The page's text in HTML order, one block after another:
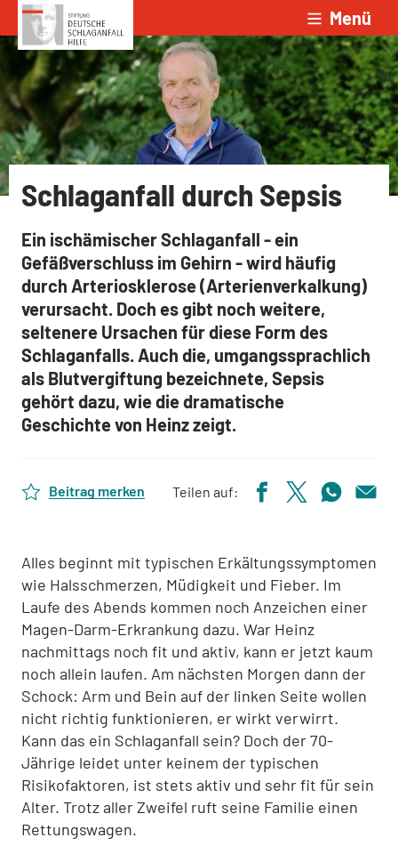
Zum Inhalt springen Menü
Schlaganfall durch Sepsis
Ein ischämischer Schlaganfall - ein
Gefäßverschluss im Gehirn - wird häufig
durch Arteriosklerose (Arterienverkalkung)
verursacht. Doch es gibt noch weitere,
seltenere Ursachen für diese Form des
Schlaganfalls. Auch die, umgangssprachlich
als Blutvergiftung bezeichnete, Sepsis
gehört dazu, wie die dramatische
Geschichte von Heinz zeigt.
Beitrag merken Teilen auf:
Alles beginnt mit typischen Erkältungssymptomen
wie Halsschmerzen, Müdigkeit und Fieber. Im
Laufe des Abends kommen noch Anzeichen einer
Magen-Darm-Erkrankung dazu. War Heinz
nachmittags noch fit und aktiv, kann er jetzt kaum
noch allein laufen. Am nächsten Morgen dann der
Schock: Arm und Bein auf der linken Seite wollen
nicht richtig funktionieren, er wirkt verwirrt.
Kann das ein Schlaganfall sein? Doch der 70-
Jährige leidet unter keinem der typischen
Risikofaktoren, ist stets aktiv und sehr fit für sein
Alter. Trotz aller Zweifel ruft seine Familie einen
Rettungswagen.